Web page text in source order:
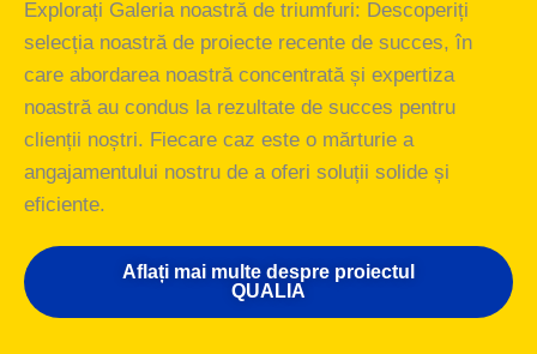
Explorați Galeria noastră de triumfuri: Descoperiți
selecția noastră de proiecte recente de succes, în
care abordarea noastră concentrată și expertiza
noastră au condus la rezultate de succes pentru
clienții noștri. Fiecare caz este o mărturie a
angajamentului nostru de a oferi soluții solide și
eficiente.
Panter ceva de la QUALIA
Merck Sharp & Dohme
WuXi AppTech
Johnson&Johnson MedTech
Aflați mai multe despre proiectul
QUALIA